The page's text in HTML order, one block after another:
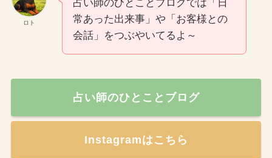
ロト
占い師のひとことブログでは「日
常あった出来事」や「お客様との
会話」をつぶやいてるよ～
占い師のひとことブログ
Instagramはこちら